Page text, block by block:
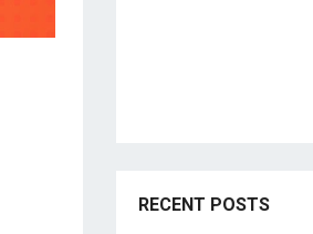
RECENT POSTS